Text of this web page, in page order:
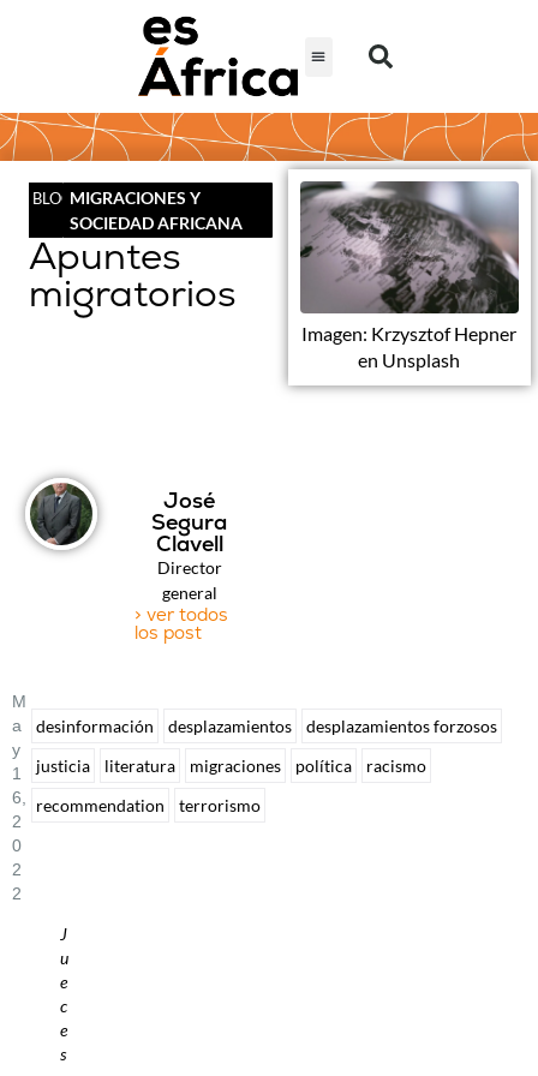
BLOGMIGRACIONES Y
SOCIEDAD AFRICANA
Apuntes
migratorios
Imagen: Krzysztof Hepner
en Unsplash
José
Segura
Clavell
Director
general
> ver todos
los post
M
A
Y
1
6,
2
0
2
2
J
u
e
c
e
s
desinformación desplazamientos
desplazamientos forzosos
justicia
literatura migraciones política
racismo
recommendation
terrorismo